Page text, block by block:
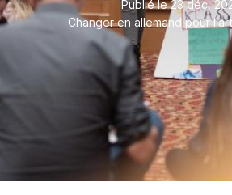
Publié le 23 déc.
Changer en allemand pour